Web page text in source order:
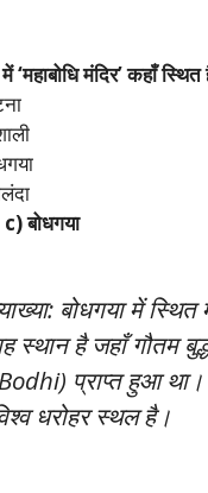
में ‘महाबोधि मंदिर’ कहाँ
c) बोधगया
बोधगया में स्थित
स्थान है जहाँ गौतम
प्राप्त हुआ
धरोहर स्थल है।